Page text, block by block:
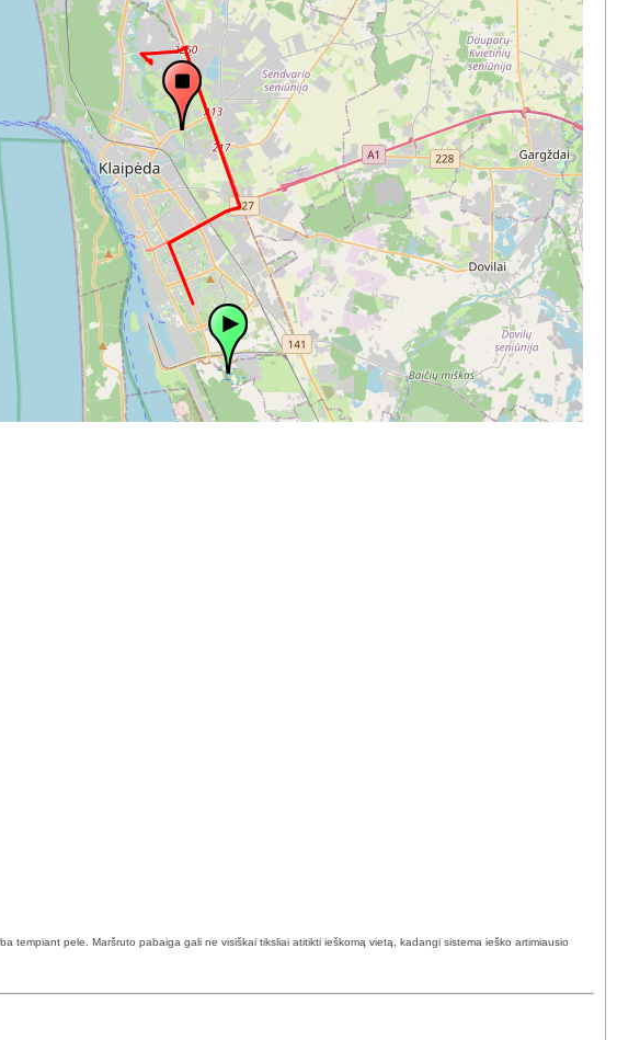
tempiant pele. Maršruto pabaiga gali ne visiškai tiksliai atitikti ieškomą vietą, kadangi sistema ieško artimiausio